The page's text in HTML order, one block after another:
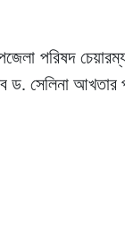
পরিষদ
ড. সেলিনা